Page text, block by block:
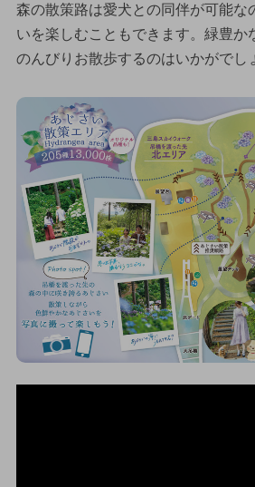
森の散策路は愛犬との同伴が可能な
いを楽しむこともできます。緑豊か
のんびりお散歩するのはいかがでし